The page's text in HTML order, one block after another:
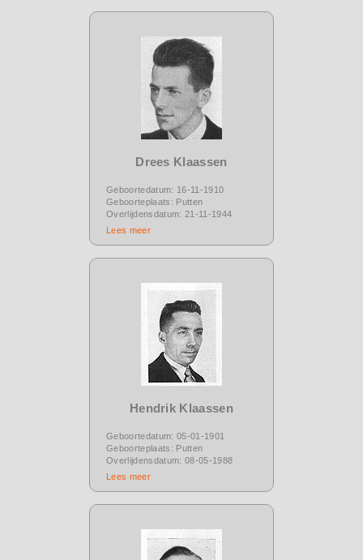
Drees Klaassen
Geboortedatum: 16-11-1910
Geboorteplaats: Putten
Overlijdensdatum: 21-11-1944
Lees meer
Hendrik Klaassen
Geboortedatum: 05-01-1901
Geboorteplaats: Putten
Overlijdensdatum: 08-05-1988
Lees meer